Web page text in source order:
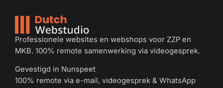
Professionele websites en webshops voor ZZP en
MKB. 100% remote samenwerking via videogesprek.
Gevestigd in Nunspeet
100% remote via e-mail, videogesprek & WhatsApp